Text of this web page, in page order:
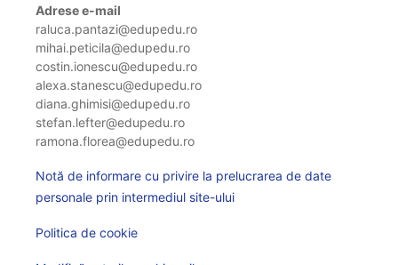
Adrese e-mail
raluca.pantazi@edupedu.ro
mihai.peticila@edupedu.ro
costin.ionescu@edupedu.ro
alexa.stanescu@edupedu.ro
diana.ghimisi@edupedu.ro
stefan.lefter@edupedu.ro
ramona.florea@edupedu.ro
Notă de informare cu privire la prelucrarea de date
personale prin intermediul site-ului
Politica de cookie